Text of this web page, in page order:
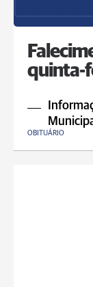
quinta-
OBITUÁRIO